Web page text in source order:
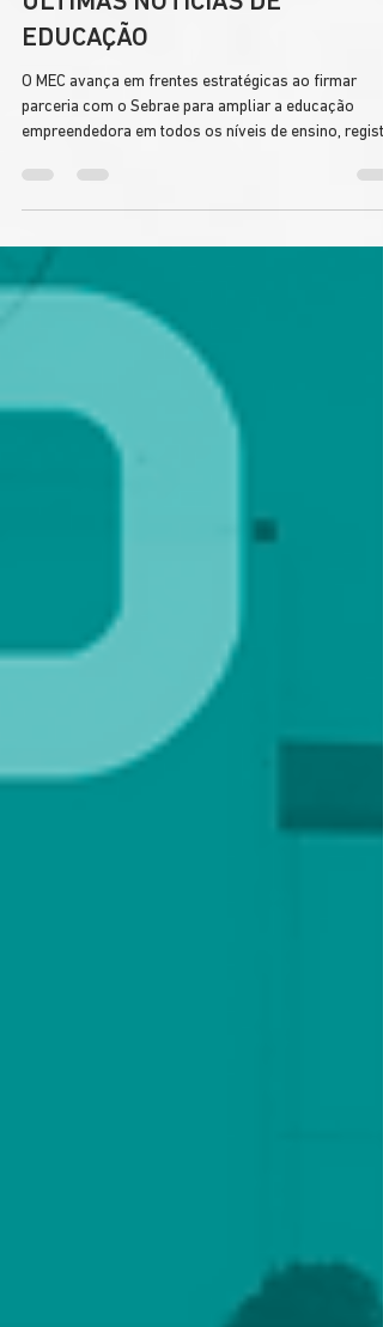
19 de dez. de 2025
ÚLTIMAS NOTÍCIAS DE
EDUCAÇÃO
O MEC avança em frentes estratégicas ao firmar
parceria com o Sebrae para ampliar a educação
de conectividade digital e garantir isenção ou
do Imposto de Renda para cerca de 73% dos
professores a partir de 2026, fortalecendo a
educação, a inovação e a valorização docente.